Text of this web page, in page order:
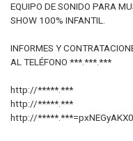
EQUIPO DE SONIDO PARA
SHOW 100% INFANTIL.
INFORMES Y
AL TELÉFONO ***.***.***
http://*****.***
http://*****.***
http://